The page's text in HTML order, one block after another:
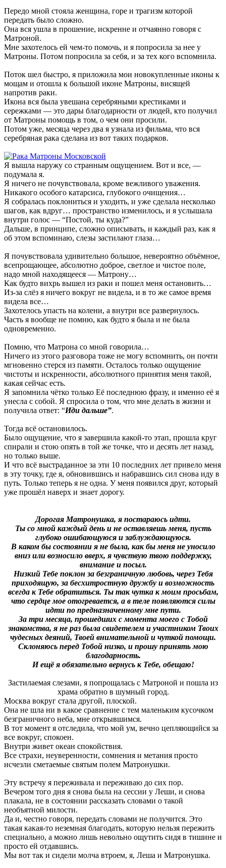
Передо мной стояла женщина, горе и трагизм которой
передать было сложно.
Она вся ушла в прошение, искренне и отчаянно говоря с
Матроной.
Мне захотелось ей чем-то помочь, и я попросила за нее у
Матроны. Потом попросила за себя, и за тех кого вспомнила.
Поток шел быстро, я приложила мои новокупленные иконы к
мощам и отошла к большой иконе Матроны, висящей
напротив раки.
Икона вся была увешана серебряными крестиками и
сережками — это дары благодарности от людей, кто получил
от Матроны помощь в том, о чем они просили.
Потом уже, месяца через два я узнала из фильма, что вся
серебряная рака сделана из вот таких подарков.
Я вышла наружу со странным ощущением. Вот и все, —
подумала я.
Я ничего не почувствовала, кроме вежливого уважения.
Никакого особого катарсиса, глубокого очищения…
Я собралась поклониться и уходить, и уже сделала несколько
шагов, как вдруг… пространство изменилось, и я услышала
внутри голос — “Постой, ты куда?”
Дальше, в принципе, сложно описывать, и каждый раз, как я
об этом вспоминаю, слезы застилают глаза…
Я почувствовала удивительно большое, невероятно объёмное,
всепрощающее, абсолютно доброе, светлое и чистое поле,
надо мной находящееся — Матрону…
Как будто вихрь вышел из раки и пошел меня остановить…
Из-за слёз я ничего вокруг не видела, и в то же самое время
видела все…
Захотелось упасть на колени, а внутри все развернулось.
Часть я вообще не помню, как будто я была и не была
одновременно.
Помню, что Матрона со мной говорила…
Ничего из этого разговора тоже не могу вспомнить, он почти
мгновенно стерся из памяти. Осталось только ощущение
чистоты и искренности, абсолютного принятия меня такой,
какая сейчас есть.
Я запомнила чётко только Её последнюю фразу, и именно её я
унесла с собой. Я спросила о том, что мне делать в жизни и
получила ответ: “Иди дальше”.
Тогда всё остановилось.
Было ощущение, что я завершила какой-то этап, прошла круг
спирали и стою опять в той же точке, что и десять лет назад,
но только выше.
И что всё выстраданное за эти 10 последних лет привело меня
в эту точку, где я, обновившись и набравшись сил снова иду в
путь. Только теперь я не одна. У меня появился друг, который
уже прошёл наверх и знает дорогу.
Дорогая Матронушка, я постараюсь идти.
Ты со мной каждый день и не оставляешь меня, пусть
глубоко ошибающуюся и заблуждающуюся.
В каком бы состоянии я не была, как бы меня не уносило
вниз или возносило вверх, я чувствую твою поддержку,
внимание и посыл.
Низкий Тебе поклон за безграничную любовь, через Тебя
приходящую, за бесхитростную дружбу и возможность
всегда к Тебе обратиться. Ты так чутка к моим просьбам,
что сердце мое отогревается, а в теле появляются силы
идти по предназначенному мне пути.
За три месяца, прошедших с момента моего с Тобой
знакомства, я не раз была свидетелем и участником Твоих
чудесных деяний, Твоей внимательной и чуткой помощи.
Склоняюсь перед Тобой низко, и прошу принять мою
благодарность.
И ещё я обязательно вернусь к Тебе, обещаю!
Застилаемая слезами, я попрощалась с Матроной и пошла из
храма обратно в шумный город.
Москва вокруг стала другой, плоской.
Она не шла ни в какое сравнение с тем маленьким кусочком
безграничного неба, мне открывшимся.
В тот момент я отследила, что мой ум, вечно цепляющийся за
все вокруг, спокоен.
Внутри живет океан спокойствия.
Все страхи, неуверенности, сомнения и метания просто
исчезли сметаемые святым полем Матронушки.
Эту встречу я переживала и переживаю до сих пор.
Вечером того дня я снова была на сессии у Леши, и снова
плакала, не в состоянии рассказать словами о такой
необъятной милости.
Да и, честно говоря, передать словами не получится. Это
такая какая-то неземная благодать, которую нельзя пережить
специально, а можно лишь невольно ощутить сидя в тишине и
просто ей отдавшись.
Мы вот так и сидели молча втроем, я, Леша и Матронушка.